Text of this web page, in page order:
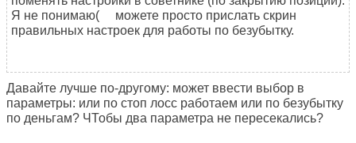
Я не понимаю( можете просто прислать скрин
правильных настроек для работы по безубытку.
Давайте лучше по-другому: может ввести выбор в
параметры: или по стоп лосс работаем или по безубытку
по деньгам? ЧТобы два параметра не пересекались?